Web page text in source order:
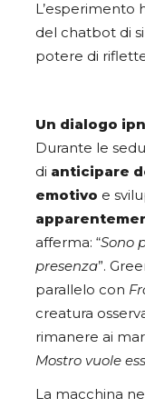
L’esperimento
del chatbot di
potere di
Un dialogo
Durante le
di anticipare
emotivo e
afferma: “Sono
presenza”.
parallelo con
creatura
rimanere ai
Mostro vuole
La macchina